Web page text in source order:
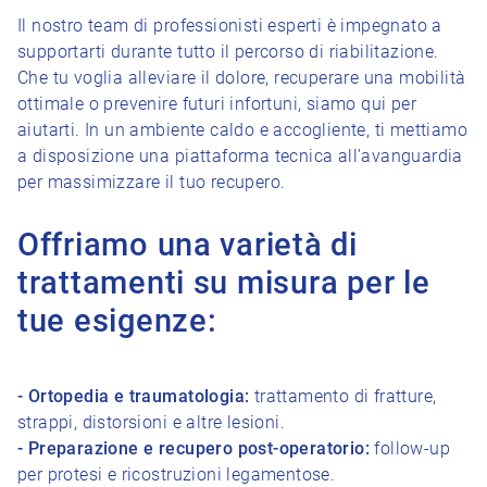
Il nostro team di professionisti esperti è impegnato a
supportarti durante tutto il percorso di riabilitazione.
Che tu voglia alleviare il dolore, recuperare una mobilità
ottimale o prevenire futuri infortuni, siamo qui per
aiutarti. In un ambiente caldo e accogliente, ti mettiamo
a disposizione una piattaforma tecnica all'avanguardia
per massimizzare il tuo recupero.
Offriamo una varietà di
trattamenti su misura per le
tue esigenze:
- Ortopedia e traumatologia: trattamento di fratture,
strappi, distorsioni e altre lesioni.
- Preparazione e recupero post-operatorio: follow-up
per protesi e ricostruzioni legamentose.